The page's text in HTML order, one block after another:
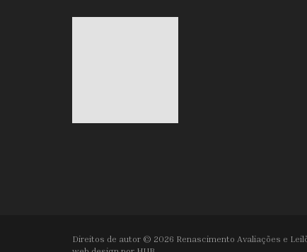
Direitos de autor © 2026 Renascimento Avaliações e